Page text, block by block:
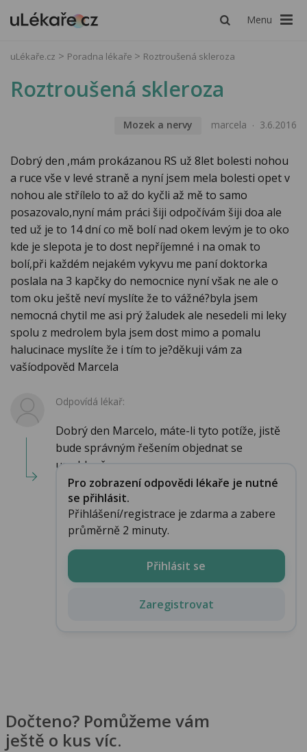
Menu
uLékaře.cz Poradna lékaře Roztroušená skleroza
Roztroušená skleroza
Mozek a nervy marcela 3.6.2016
Dobrý den ,mám prokázanou RS už 8let bolesti nohou
a ruce vše v levé straně a nyní jsem mela bolesti opet v
nohou ale střílelo to až do kyčli až mě to samo
posazovalo,nyní mám práci šiji odpočívám šiji doa ale
ted už je to 14 dní co mě bolí nad okem levým je to oko
kde je slepota je to dost nepříjemné i na omak to
bolí,při každém nejakém vykyvu me paní doktorka
poslala na 3 kapčky do nemocnice nyní však ne ale o
tom oku ještě neví myslíte že to vážné?byla jsem
nemocná chytil me asi prý žaludek ale nesedeli mi leky
spolu z medrolem byla jsem dost mimo a pomalu
halucinace myslíte že i tím to je?děkuji vám za
vašíodpověd Marcela
Odpovídá lékař:
Dobrý den Marcelo, máte-li tyto potíže, jistě
bude správným řešením objednat se
urychleně...
Pro zobrazení odpovědi lékaře je nutné
se přihlásit.
Přihlášení/registrace je zdarma a zabere
průměrně 2 minuty.
Přihlásit se
Zaregistrovat
Dočteno? Pomůžeme vám
ještě o kus víc.